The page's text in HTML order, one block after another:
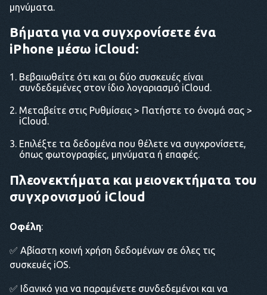
μηνύματα.
Βήματα για να συγχρονίσετε ένα
iPhone μέσω iCloud:
Βεβαιωθείτε ότι και οι δύο συσκευές είναι
συνδεδεμένες στον ίδιο λογαριασμό iCloud.
Μεταβείτε στις Ρυθμίσεις > Πατήστε το όνομά σας >
iCloud.
Επιλέξτε τα δεδομένα που θέλετε να συγχρονίσετε,
όπως φωτογραφίες, μηνύματα ή επαφές.
Πλεονεκτήματα και μειονεκτήματα του
συγχρονισμού iCloud
Οφέλη:
✅ Αβίαστη κοινή χρήση δεδομένων σε όλες τις
συσκευές iOS.
✅ Ιδανικό για να παραμένετε συνδεδεμένοι και να